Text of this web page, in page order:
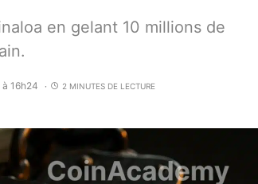
en gelant 10 millions de
16h24 2 MINUTES DE LECTURE